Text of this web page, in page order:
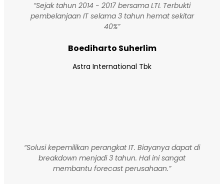
“Sejak tahun 2014 - 2017 bersama LTI. Terbukti
pembelanjaan IT selama 3 tahun hemat sekitar
40%”
Boediharto Suherlim
Astra International Tbk
“Solusi kepemilikan perangkat IT. Biayanya dapat di
breakdown menjadi 3 tahun. Hal ini sangat
membantu forecast perusahaan.”